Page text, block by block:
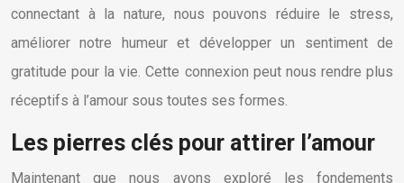
connectant à la nature, nous pouvons réduire le stress,
améliorer notre humeur et développer un sentiment de
gratitude pour la vie. Cette connexion peut nous rendre plus
réceptifs à l’amour sous toutes ses formes.
Les pierres clés pour attirer l’amour
Maintenant que nous avons exploré les fondements